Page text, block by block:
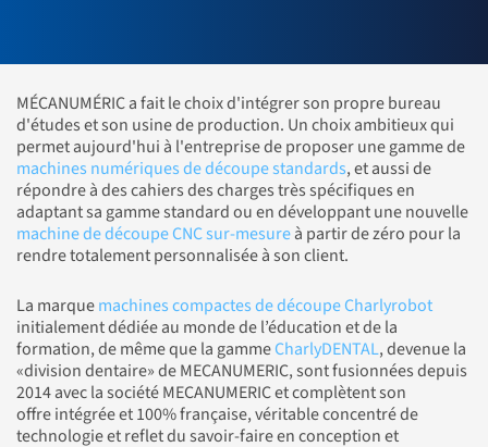
MÉCANUMÉRIC a fait le choix d'intégrer son propre bureau
d'études et son usine de production. Un choix ambitieux qui
permet aujourd'hui à l'entreprise de proposer une gamme de
machines numériques de découpe standards, et aussi de
répondre à des cahiers des charges très spécifiques en
adaptant sa gamme standard ou en développant une nouvelle
machine de découpe CNC sur-mesureà partir de zéro pour la
rendre totalement personnalisée à son client.
La marquemachines compactes de découpe Charlyrobot
initialement dédiée au monde de l’éducation et de la
formation, de même que la gammeCharlyDENTAL, devenue la
«division dentaire» de MECANUMERIC, sont fusionnées depuis
2014 avec la société MECANUMERIC et complètent son
offre intégrée et 100% française, véritable concentré de
technologie et reflet du savoir-faire en conception et